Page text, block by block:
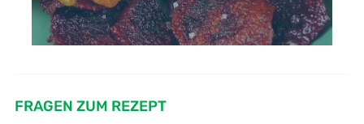
FRAGEN ZUM REZEPT